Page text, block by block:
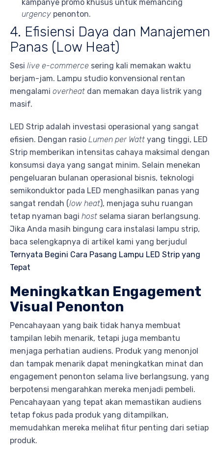
kampanye promo khusus untuk memancing
urgency penonton.
4. Efisiensi Daya dan Manajemen
Panas (Low Heat)
Sesi live e-commerce sering kali memakan waktu
berjam-jam. Lampu studio konvensional rentan
mengalami overheat dan memakan daya listrik yang
masif.
LED Strip adalah investasi operasional yang sangat
efisien. Dengan rasio Lumen per Watt yang tinggi, LED
Strip memberikan intensitas cahaya maksimal dengan
konsumsi daya yang sangat minim. Selain menekan
pengeluaran bulanan operasional bisnis, teknologi
semikonduktor pada LED menghasilkan panas yang
sangat rendah (low heat), menjaga suhu ruangan
tetap nyaman bagi host selama siaran berlangsung.
Jika Anda masih bingung cara instalasi lampu strip,
baca selengkapnya di artikel kami yang berjudul
Ternyata Begini Cara Pasang Lampu LED Strip yang
Tepat
Meningkatkan Engagement
Visual Penonton
Pencahayaan yang baik tidak hanya membuat
tampilan lebih menarik, tetapi juga membantu
menjaga perhatian audiens. Produk yang menonjol
dan tampak menarik dapat meningkatkan minat dan
engagement penonton selama live berlangsung, yang
berpotensi mengarahkan mereka menjadi pembeli.
Pencahayaan yang tepat akan memastikan audiens
tetap fokus pada produk yang ditampilkan,
memudahkan mereka melihat fitur penting dari setiap
produk.